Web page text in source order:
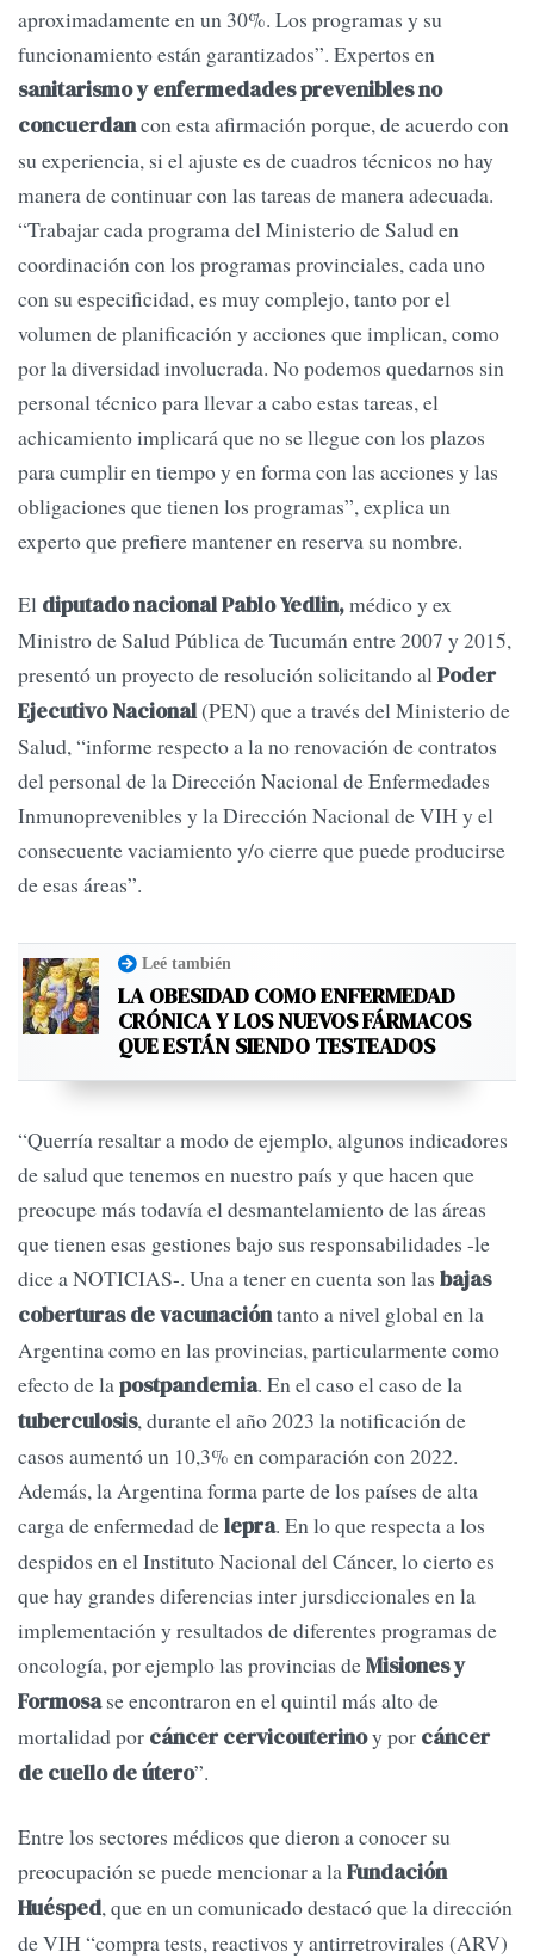
aproximadamente en un 30%. Los programas y su
funcionamiento están garantizados”. Expertos en
sanitarismo y enfermedades prevenibles no
concuerdancon esta afirmación porque, de acuerdo con
su experiencia, si el ajuste es de cuadros técnicos no hay
manera de continuar con las tareas de manera adecuada.
“Trabajar cada programa del Ministerio de Salud en
coordinación con los programas provinciales, cada uno
con su especificidad, es muy complejo, tanto por el
volumen de planificación y acciones que implican, como
por la diversidad involucrada. No podemos quedarnos sin
personal técnico para llevar a cabo estas tareas, el
achicamiento implicará que no se llegue con los plazos
para cumplir en tiempo y en forma con las acciones y las
obligaciones que tienen los programas”, explica un
experto que prefiere mantener en reserva su nombre.
El diputado nacional Pablo Yedlin,médico y ex
Ministro de Salud Pública de Tucumán entre 2007 y 2015,
presentó un proyecto de resolución solicitando alPoder
Ejecutivo Nacional(PEN) que a través del Ministerio de
Salud, “informe respecto a la no renovación de contratos
del personal de la Dirección Nacional de Enfermedades
Inmunoprevenibles y la Dirección Nacional de VIH y el
consecuente vaciamiento y/o cierre que puede producirse
de esas áreas”.
Leé también
LA OBESIDAD COMO ENFERMEDAD
CRÓNICA Y LOS NUEVOS FÁRMACOS
QUE ESTÁN SIENDO TESTEADOS
“Querría resaltar a modo de ejemplo, algunos indicadores
de salud que tenemos en nuestro país y que hacen que
preocupe más todavía el desmantelamiento de las áreas
que tienen esas gestiones bajo sus responsabilidades -le
dice a NOTICIAS-. Una a tener en cuenta son las bajas
coberturas de vacunacióntanto a nivel global en la
Argentina como en las provincias, particularmente como
efecto de la postpandemia. En el caso el caso de la
tuberculosis, durante el año 2023 la notificación de
casos aumentó un 10,3% en comparación con 2022.
Además, la Argentina forma parte de los países de alta
carga de enfermedad delepra. En lo que respecta a los
despidos en el Instituto Nacional del Cáncer, lo cierto es
que hay grandes diferencias inter jursdiccionales en la
implementación y resultados de diferentes programas de
oncología, por ejemplo las provincias deMisiones y
Formosase encontraron en el quintil más alto de
mortalidad por cáncer cervicouterinoy por cáncer
de cuello de útero”.
Entre los sectores médicos que dieron a conocer su
preocupación se puede mencionar a laFundación
Huésped, que en un comunicado destacó que la dirección
de VIH “compra tests, reactivos y antirretrovirales (ARV)